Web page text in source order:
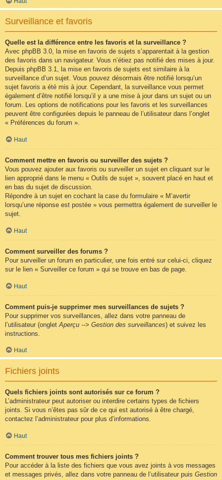
Surveillance et favoris
Quelle est la différence entre les favoris et la surveillance ?
Avec phpBB 3.0, la mise en favoris de sujets s’apparentait à la gestion
des favoris dans un navigateur. Vous n’étiez pas notifié des mises à jour.
Depuis phpBB 3.1, la mise en favoris de sujets est similaire à la
surveillance d’un sujet. Vous pouvez désormais être notifié lorsqu’un
sujet favoris a été mis à jour. Cependant, la surveillance vous permet
également d’être notifié lorsqu’il y a une mise à jour dans un sujet ou un
forum. Les options de notifications pour les favoris et les surveillances
peuvent être configurées depuis le panneau de l’utilisateur dans l’onglet
« Préférences du forum ».
Haut
Comment mettre en favoris ou surveiller des sujets ?
Vous pouvez ajouter aux favoris ou surveiller un sujet en cliquant sur le
lien approprié dans le menu « Outils de sujet », souvent placé en haut et
en bas du sujet de discussion.
Répondre à un sujet en cochant la case du formulaire « M’avertir
lorsqu’une réponse est postée » vous permettra également de surveiller le
sujet.
Haut
Comment surveiller des forums ?
Pour surveiller un forum en particulier, une fois entré sur celui-ci, cliquez
sur le lien « Surveiller ce forum » qui se trouve en bas de page.
Haut
Comment puis-je supprimer mes surveillances de sujets ?
Pour supprimer vos surveillances, allez dans votre panneau de
l’utilisateur (onglet Aperçu --> Gestion des surveillances) et suivez les
instructions.
Haut
Fichiers joints
Quels fichiers joints sont autorisés sur ce forum ?
L’administrateur peut autoriser ou interdire certains types de fichiers
joints. Si vous n’êtes pas sûr de ce qui est autorisé à être chargé,
contactez l’administrateur pour plus d’informations.
Haut
Comment trouver tous mes fichiers joints ?
Pour accéder à la liste des fichiers que vous avez joints à vos messages
et messages privés, allez dans votre panneau de l’utilisateur puis Gestion